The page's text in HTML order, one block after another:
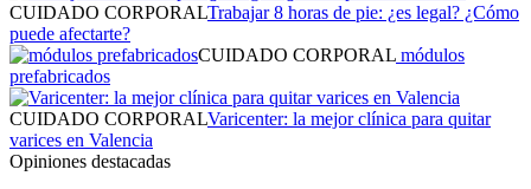
CUIDADO CORPORALTrabajar 8 horas de pie: ¿es legal? ¿Cómo
puede afectarte?
CUIDADO CORPORAL módulos
prefabricados
CUIDADO CORPORALVaricenter: la mejor clínica para quitar
varices en Valencia
Opiniones destacadas